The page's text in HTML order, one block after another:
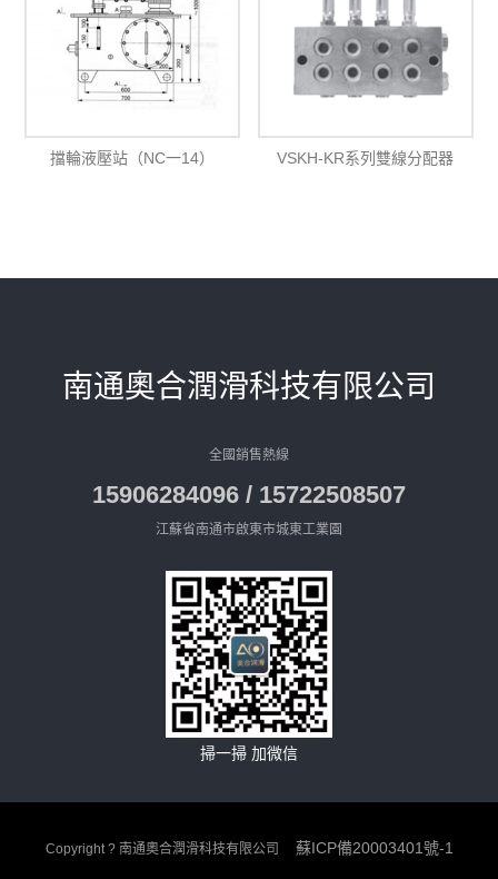
擋輪液壓站（NC一14） VSKH-KR系列雙線分配器
南通奧合潤滑科技有限公司
全國銷售熱線
15906284096 / 15722508507
江蘇省南通市啟東市城東工業園
掃一掃 加微信
Copyright ? 南通奧合潤滑科技有限公司 蘇ICP備20003401號-1